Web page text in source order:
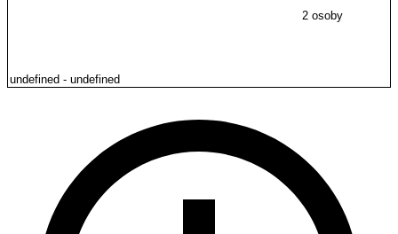
2 osoby